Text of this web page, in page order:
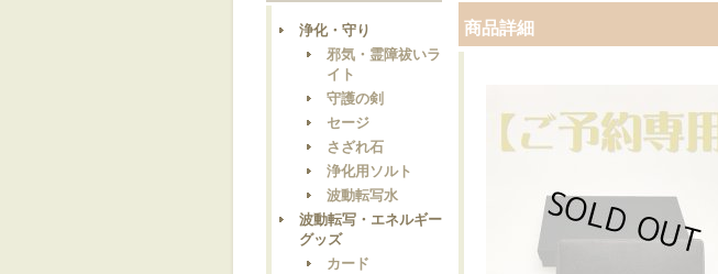
浄化・守り
邪気・霊障祓いラ
イト
守護の剣
セージ
さざれ石
浄化用ソルト
波動転写水
波動転写・エネルギー
グッズ
カード
商品詳細